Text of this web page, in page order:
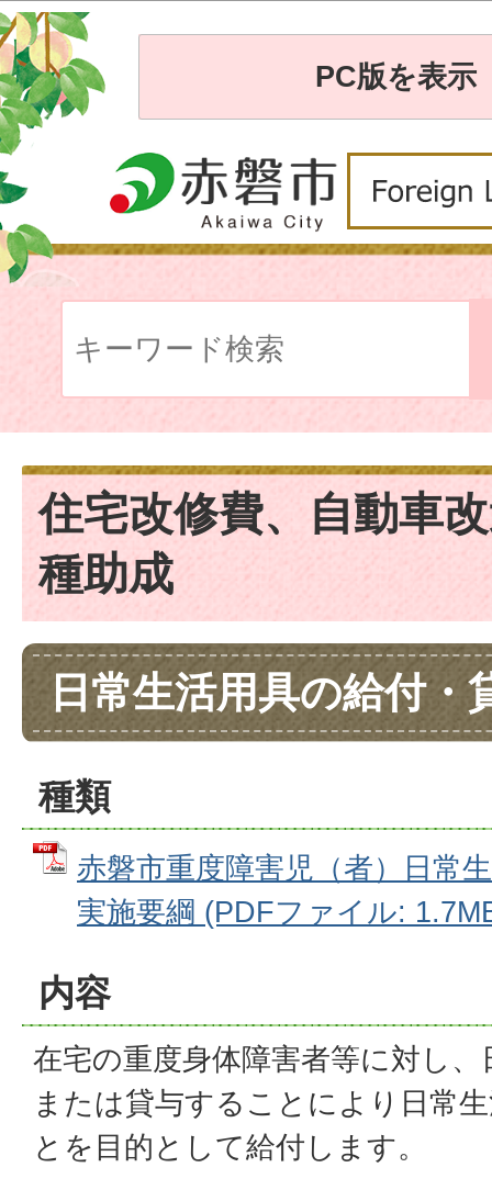
PC版を表示
住宅改修費、自動車
種助成
日常生活用具の給付・
種類
赤磐市重度障害児（者）日常
実施要綱 (PDFファイル:
内容
在宅の重度身体障害者等に対し
または貸与することにより日常
とを目的として給付します。